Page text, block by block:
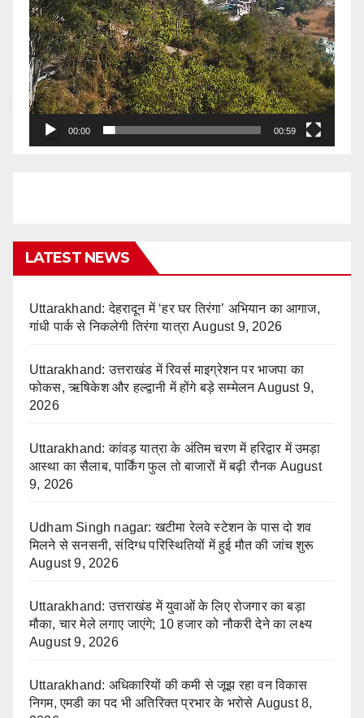
00:00 00:59
LATEST NEWS
Uttarakhand: देहरादून में ‘हर घर तिरंगा’ अभियान का आगाज,
गांधी पार्क से निकलेगी तिरंगा यात्रा August 9, 2026
Uttarakhand: उत्तराखंड में रिवर्स माइग्रेशन पर भाजपा का
फोकस, ऋषिकेश और हल्द्वानी में होंगे बड़े सम्मेलन August 9,
2026
Uttarakhand: कांवड़ यात्रा के अंतिम चरण में हरिद्वार में उमड़ा
आस्था का सैलाब, पार्किंग फुल तो बाजारों में बढ़ी रौनक August
9, 2026
Udham Singh nagar: खटीमा रेलवे स्टेशन के पास दो शव
मिलने से सनसनी, संदिग्ध परिस्थितियों में हुई मौत की जांच शुरू
August 9, 2026
Uttarakhand: उत्तराखंड में युवाओं के लिए रोजगार का बड़ा
मौका, चार मेले लगाए जाएंगे; 10 हजार को नौकरी देने का लक्ष्य
August 9, 2026
Uttarakhand: अधिकारियों की कमी से जूझ रहा वन विकास
निगम, एमडी का पद भी अतिरिक्त प्रभार के भरोसे August 8,